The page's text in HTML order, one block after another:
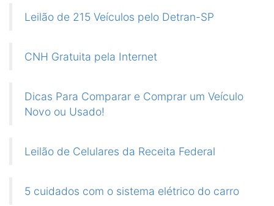
Leilão de 215 Veículos pelo Detran-SP
CNH Gratuita pela Internet
Dicas Para Comparar e Comprar um Veículo
Novo ou Usado!
Leilão de Celulares da Receita Federal
5 cuidados com o sistema elétrico do carro